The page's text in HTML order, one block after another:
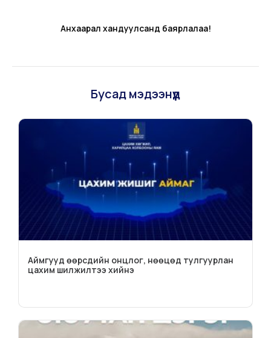
Анхаарал хандуулсанд баярлалаа!
Бусад мэдээнүүд
Аймгууд өөрсдийн онцлог, нөөцөд тулгуурлан
цахим шилжилтээ хийнэ